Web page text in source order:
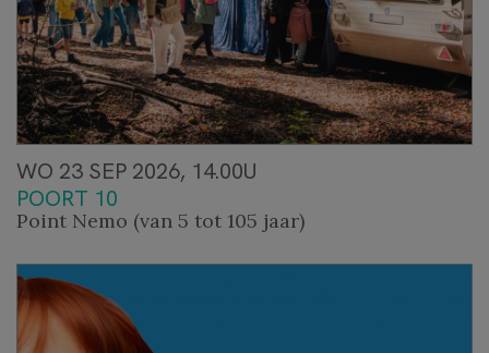
WO 23 SEP 2026, 14.00U
POORT 10
Point Nemo (van 5 tot 105 jaar)